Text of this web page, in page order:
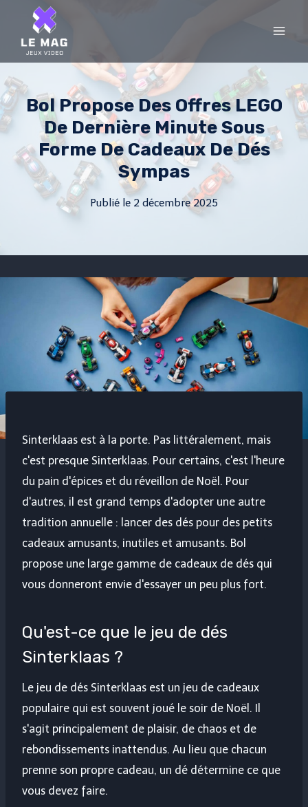
content
Bol Propose Des Offres LEGO
De Dernière Minute Sous
Forme De Cadeaux De Dés
Sympas
Publié le 2 décembre 2025
Sinterklaas est à la porte. Pas littéralement, mais
c'est presque Sinterklaas. Pour certains, c'est l'heure
du pain d'épices et du réveillon de Noël. Pour
d'autres, il est grand temps d'adopter une autre
tradition annuelle : lancer des dés pour des petits
cadeaux amusants, inutiles et amusants. Bol
propose une large gamme de cadeaux de dés qui
vous donneront envie d'essayer un peu plus fort.
Qu'est-ce que le jeu de dés
Sinterklaas ?
Le jeu de dés Sinterklaas est un jeu de cadeaux
populaire qui est souvent joué le soir de Noël. Il
s'agit principalement de plaisir, de chaos et de
rebondissements inattendus. Au lieu que chacun
prenne son propre cadeau, un dé détermine ce que
vous devez faire.